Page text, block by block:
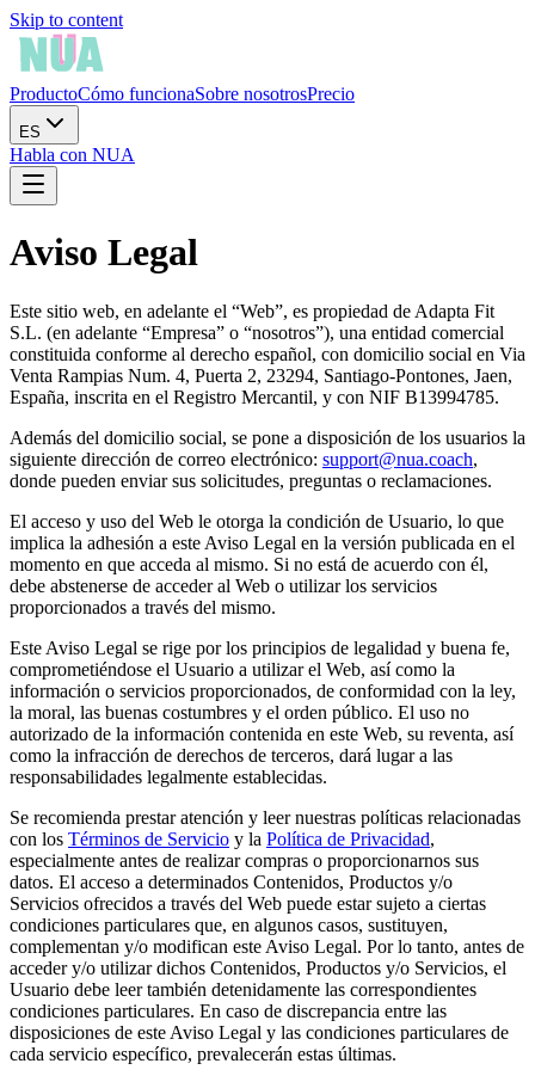
Skip to content
ProductoCómo funcionaSobre nosotrosPrecio
ES
Habla con NUA
Aviso Legal
Este sitio web, en adelante el “Web”, es propiedad de Adapta Fit
S.L. (en adelante “Empresa” o “nosotros”), una entidad comercial
constituida conforme al derecho español, con domicilio social en Via
Venta Rampias Num. 4, Puerta 2, 23294, Santiago-Pontones, Jaen,
España, inscrita en el Registro Mercantil, y con NIF B13994785.
Además del domicilio social, se pone a disposición de los usuarios la
siguiente dirección de correo electrónico: support@nua.coach,
donde pueden enviar sus solicitudes, preguntas o reclamaciones.
El acceso y uso del Web le otorga la condición de Usuario, lo que
implica la adhesión a este Aviso Legal en la versión publicada en el
momento en que acceda al mismo. Si no está de acuerdo con él,
debe abstenerse de acceder al Web o utilizar los servicios
proporcionados a través del mismo.
Este Aviso Legal se rige por los principios de legalidad y buena fe,
comprometiéndose el Usuario a utilizar el Web, así como la
información o servicios proporcionados, de conformidad con la ley,
la moral, las buenas costumbres y el orden público. El uso no
autorizado de la información contenida en este Web, su reventa, así
como la infracción de derechos de terceros, dará lugar a las
responsabilidades legalmente establecidas.
Se recomienda prestar atención y leer nuestras políticas relacionadas
con los Términos de Servicio y la Política de Privacidad,
especialmente antes de realizar compras o proporcionarnos sus
datos. El acceso a determinados Contenidos, Productos y/o
Servicios ofrecidos a través del Web puede estar sujeto a ciertas
condiciones particulares que, en algunos casos, sustituyen,
complementan y/o modifican este Aviso Legal. Por lo tanto, antes de
acceder y/o utilizar dichos Contenidos, Productos y/o Servicios, el
Usuario debe leer también detenidamente las correspondientes
condiciones particulares. En caso de discrepancia entre las
disposiciones de este Aviso Legal y las condiciones particulares de
cada servicio específico, prevalecerán estas últimas.